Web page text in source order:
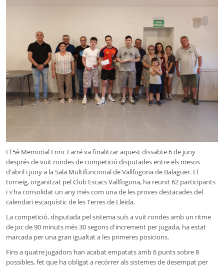
El 5è Memorial Enric Farré va finalitzar aquest dissabte 6 de juny
després de vuit rondes de competició disputades entre els mesos
d'abril i juny a la Sala Multifuncional de Vallfogona de Balaguer. El
torneig, organitzat pel Club Escacs Vallfogona, ha reunit 62 participants
i s'ha consolidat un any més com una de les proves destacades del
calendari escaquístic de les Terres de Lleida.
La competició, disputada pel sistema suís a vuit rondes amb un ritme
de joc de 90 minuts més 30 segons d'increment per jugada, ha estat
marcada per una gran igualtat a les primeres posicions.
Fins a quatre jugadors han acabat empatats amb 6 punts sobre 8
possibles, fet que ha obligat a recórrer als sistemes de desempat per